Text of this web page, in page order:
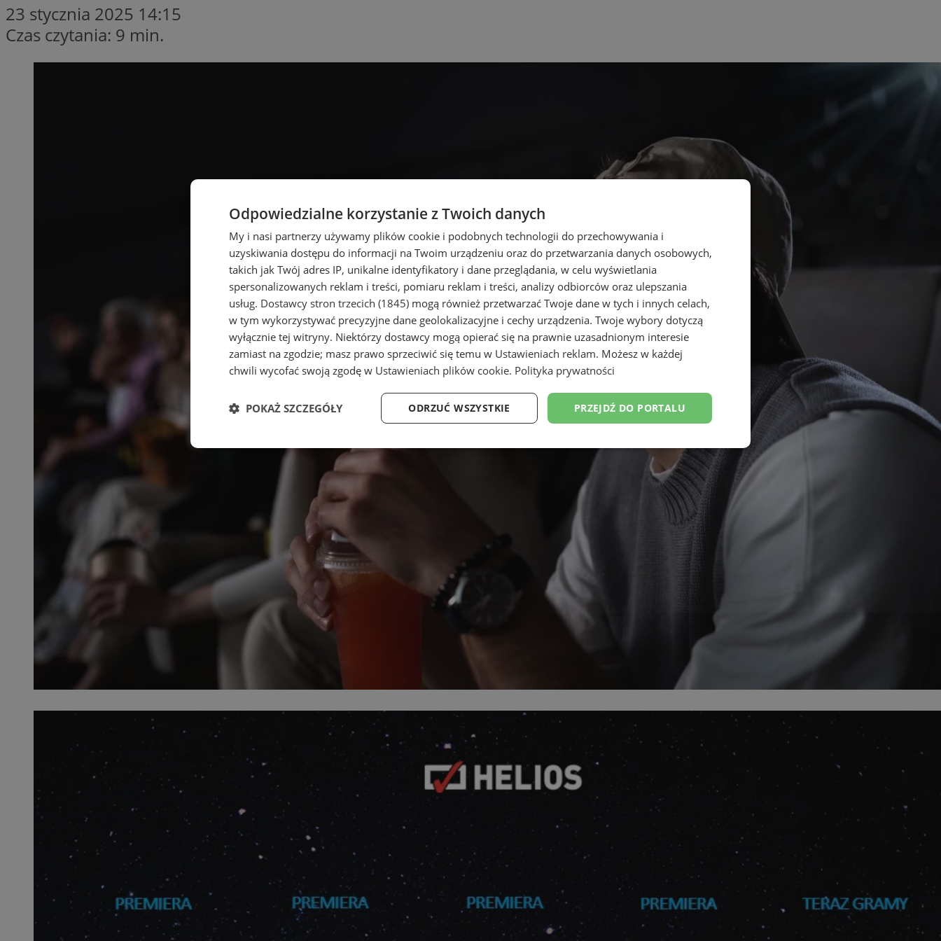
23 stycznia 2025 14:15
Czas czytania: 9 min.
Odpowiedzialne korzystanie z Twoich danych
My i nasi partnerzy używamy plików cookie i podobnych technologii do przechowywania i
uzyskiwania dostępu do informacji na Twoim urządzeniu oraz do przetwarzania danych osobowych,
takich jak Twój adres IP, unikalne identyfikatory i dane przeglądania, w celu wyświetlania
spersonalizowanych reklam i treści, pomiaru reklam i treści, analizy odbiorców oraz ulepszania
usług. Dostawcy stron trzecich (1845) mogą również przetwarzać Twoje dane w tych i innych celach,
w tym wykorzystywać precyzyjne dane geolokalizacyjne i cechy urządzenia. Twoje wybory dotyczą
wyłącznie tej witryny. Niektórzy dostawcy mogą opierać się na prawnie uzasadnionym interesie
zamiast na zgodzie; masz prawo sprzeciwić się temu w Ustawieniach reklam. Możesz w każdej
chwili wycofać swoją zgodę w Ustawieniach plików cookie. Polityka prywatności
PRZEJDŹ DO PORTALU
ODRZUĆ WSZYSTKIE
POKAŻ SZCZEGÓŁY
Niezbędne Wydajność Targetowanie Funkcjonalność Niesklasyfikowane
Niezbędne Niesklasyfikowane
Niezbędne pliki cookie umożliwiają korzystanie z podstawowych funkcji strony internetowej, takich jak logowanie użytkownika i
zarządzanie kontem. Bez niezbędnych plików cookie nie można prawidłowo korzystać ze strony internetowej.
Nazwa
Okres
Ten plik cookie przechowuje identyfikator sesji.
zgody użytkownika w odniesieniu do usług śledzenia.
Zazwyczaj rejestruje, czy użytkownik zdecydował się na
VISITOR_PRIVACY_METADATA
5 miesięcy 4
tygodnie
Ten plik cookie przechowuje informacje o zgodzie
użytkownika oraz jego preferencjach dotyczących
prywatności podczas korzystania z witryny. Rejestruje
wybory dotyczące polityki prywatności i ustawień
zgody, zapewniając ich przestrzeganie w kolejnych
wizytach. Dzięki temu użytkownik nie musi ponownie
konfigurować swoich preferencji, co zwiększa wygodę i
zgodność z regulacjami ochrony danych.
CookieScriptConsent
Script.com do zapamiętywania preferencji dotyczących
zgody użytkownika na pliki cookie. Jest to konieczne,
aby baner cookie Cookie-Script.com działał poprawnie.
Inc.
.temu.com
sekund
Ten plik cookie służy do rozróżniania ludzi i botów. Jest
to korzystne dla strony internetowej, ponieważ
umożliwia tworzenie ważnych raportów na temat
korzystania z jej witryny internetowej.
__cf_bm
Cloudflare
29 minut 54
Ten plik cookie służy do rozróżniania ludzi i botów. Jest